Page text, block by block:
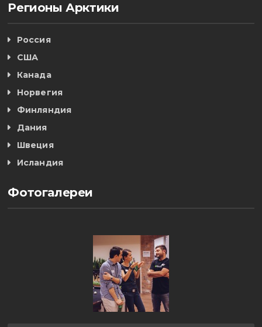
Регионы Арктики
Россия
США
Канада
Норвегия
Финляндия
Дания
Швеция
Исландия
Фотогалереи